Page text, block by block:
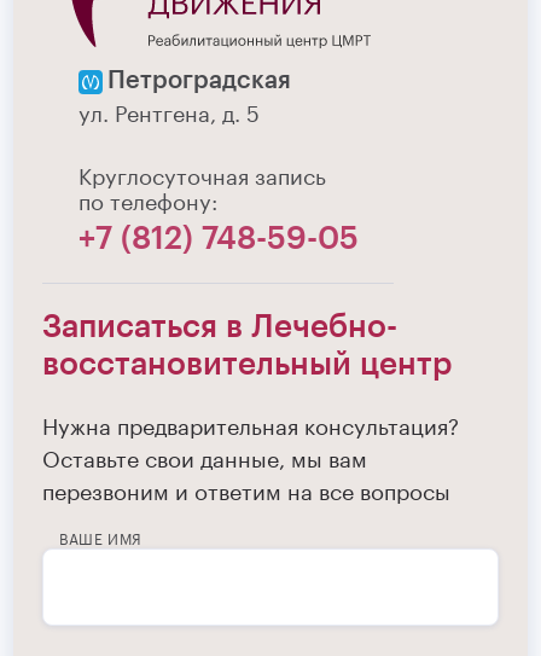
Петроградская
ул. Рентгена, д. 5
Круглосуточная запись
по телефону:
+7 (812) 748-59-05
Записаться в Лечебно-
восстановительный центр
Нужна предварительная консультация?
Оставьте свои данные, мы вам
перезвоним и ответим на все вопросы
ВАШЕ ИМЯ